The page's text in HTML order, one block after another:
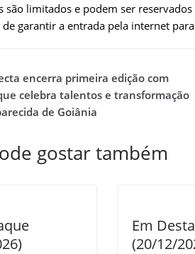
são limitados e podem ser
garantir a entrada pela internet
encerra primeira edição com
celebra talentos e transformação
de Goiânia
gostar também
Em
(20/12/